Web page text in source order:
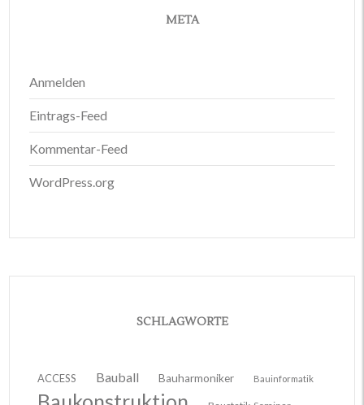
META
Anmelden
Eintrags-Feed
Kommentar-Feed
WordPress.org
SCHLAGWORTE
ACCESS Bauball Bauharmoniker Bauinformatik